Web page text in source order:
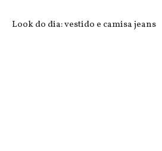
Look do dia: vestido e camisa jeans